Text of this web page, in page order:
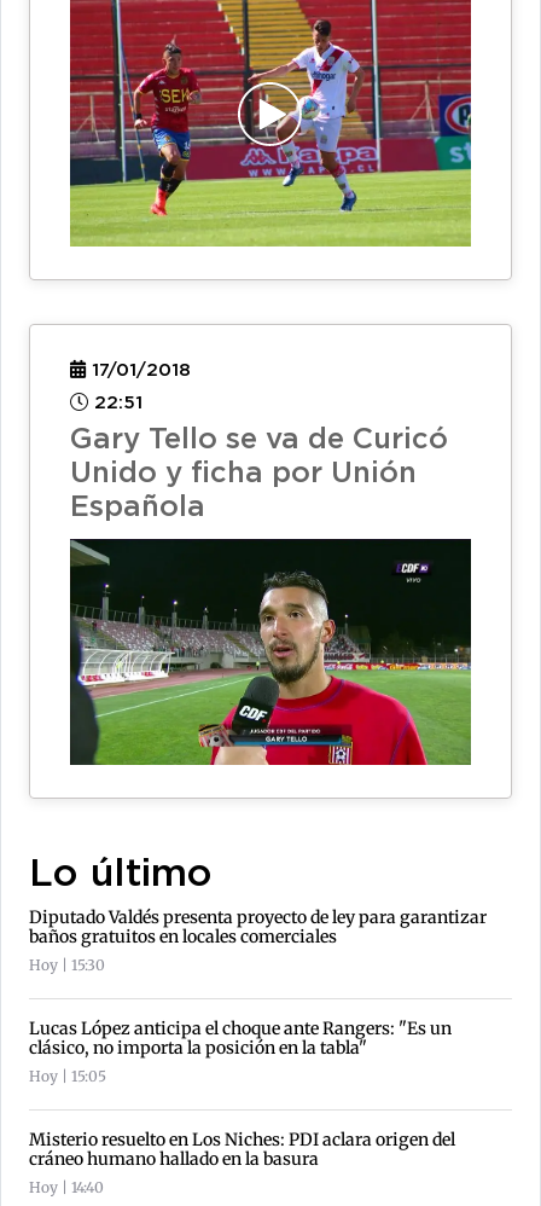
17/01/2018
22:51
Gary Tello se va de Curicó
Unido y ficha por Unión
Española
Lo último
Diputado Valdés presenta proyecto de ley para garantizar
baños gratuitos en locales comerciales
Hoy | 15:30
Lucas López anticipa el choque ante Rangers: "Es un
clásico, no importa la posición en la tabla"
Hoy | 15:05
Misterio resuelto en Los Niches: PDI aclara origen del
cráneo humano hallado en la basura
Hoy | 14:40